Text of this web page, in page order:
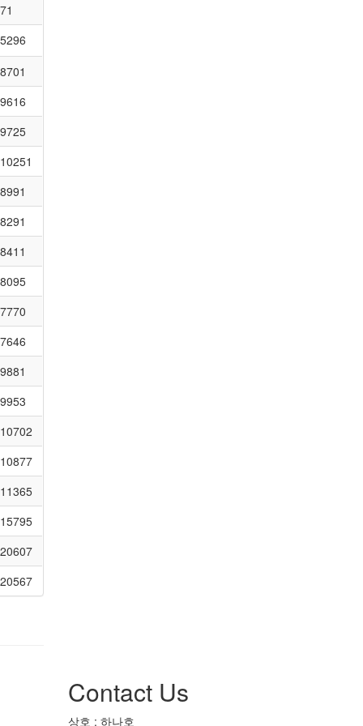
71
5296
8701
9616
9725
10251
8991
8291
8411
8095
7770
7646
9881
9953
10702
10877
11365
15795
20607
20567
Contact Us
상호 : 하나호